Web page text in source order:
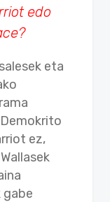
edo
eta
ez,
gabe